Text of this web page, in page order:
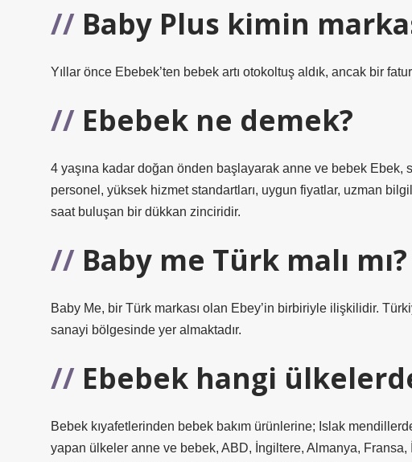
Baby Plus kimin
Yıllar önce Ebebek’ten bebek artı otokoltuş aldık, ancak bir
Ebebek ne demek?
4 yaşına kadar doğan önden başlayarak anne ve bebek Ebek,
personel, yüksek hizmet standartları, uygun fiyatlar, uzman
saat buluşan bir dükkan zinciridir.
Baby me Türk malı mı?
Baby Me, bir Türk markası olan Ebey’in birbiriyle ilişkilidir.
sanayi bölgesinde yer almaktadır.
Ebebek hangi
Bebek kıyafetlerinden bebek bakım ürünlerine; Islak
yapan ülkeler anne ve bebek, ABD, İngiltere, Almanya,